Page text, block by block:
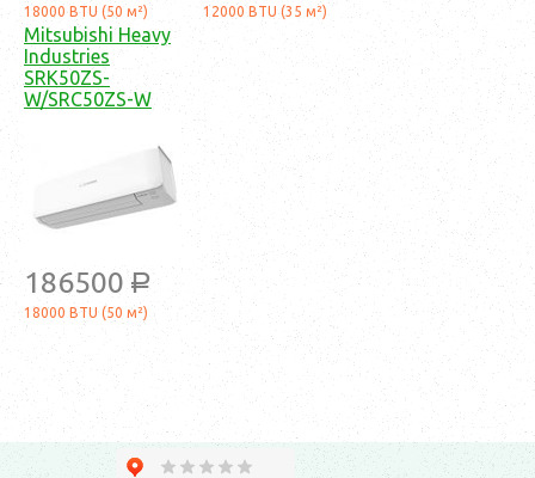
18000 BTU (50 м²) 12000 BTU (35 м²)
Mitsubishi Heavy
Industries
SRK50ZS-
W/SRC50ZS-W
186500 a
18000 BTU (50 м²)